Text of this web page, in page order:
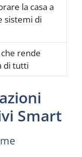
la casa a
sistemi di
rende
di tutti
Smart